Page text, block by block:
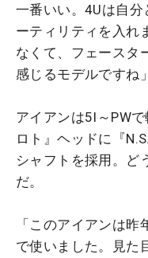
一番いい。4Uは自
ーティリティを入れ
なくて、フェースタ
感じるモデルですね」
アイアンは5I～PW
ロト』ヘッドに『
シャフトを採用。ど
だ。
「このアイアンは
で使いました。見た